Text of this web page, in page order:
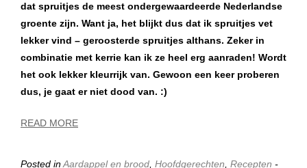
dat spruitjes de meest ondergewaardeerde Nederlandse
groente zijn. Want ja, het blijkt dus dat ik spruitjes vet
lekker vind – geroosterde spruitjes althans. Zeker in
combinatie met kerrie kan ik ze heel erg aanraden! Wordt
het ook lekker kleurrijk van. Gewoon een keer proberen
dus, je gaat er niet dood van. :)
READ MORE
Posted inAardappel en brood, Hoofdgerechten, Recepten -